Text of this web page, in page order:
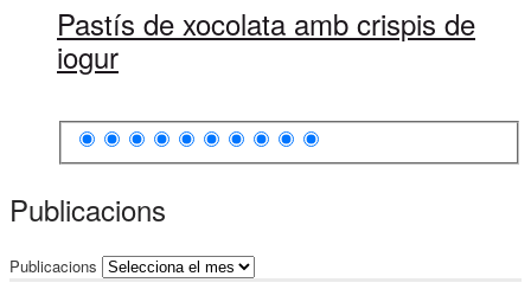
Pastís de xocolata amb crispis de
iogur
Publicacions
Publicacions